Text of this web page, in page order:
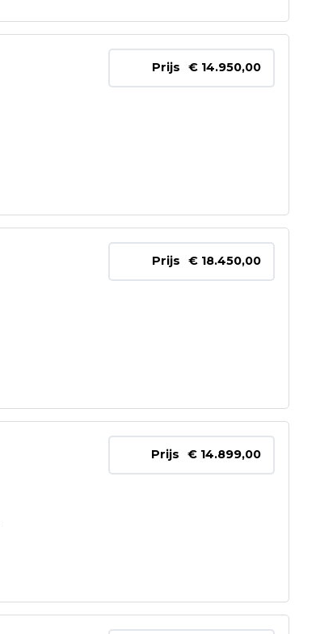
Prijs € 14.950,00
Prijs € 18.450,00
Prijs € 14.899,00